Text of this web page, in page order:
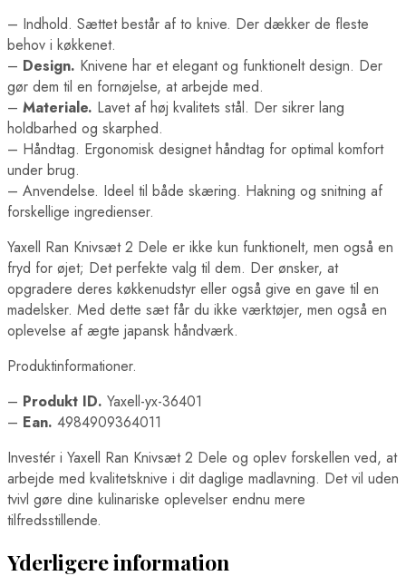
– Indhold. Sættet består af to knive. Der dækker de fleste
behov i køkkenet.
– Design. Knivene har et elegant og funktionelt design. Der
gør dem til en fornøjelse, at arbejde med.
– Materiale. Lavet af høj kvalitets stål. Der sikrer lang
holdbarhed og skarphed.
– Håndtag. Ergonomisk designet håndtag for optimal komfort
under brug.
– Anvendelse. Ideel til både skæring. Hakning og snitning af
forskellige ingredienser.
Yaxell Ran Knivsæt 2 Dele er ikke kun funktionelt, men også en
fryd for øjet; Det perfekte valg til dem. Der ønsker, at
opgradere deres køkkenudstyr eller også give en gave til en
madelsker. Med dette sæt får du ikke værktøjer, men også en
oplevelse af ægte japansk håndværk.
Produktinformationer.
– Produkt ID. Yaxell-yx-36401
– Ean. 4984909364011
Investér i Yaxell Ran Knivsæt 2 Dele og oplev forskellen ved, at
arbejde med kvalitetsknive i dit daglige madlavning. Det vil uden
tvivl gøre dine kulinariske oplevelser endnu mere
tilfredsstillende.
Yderligere information